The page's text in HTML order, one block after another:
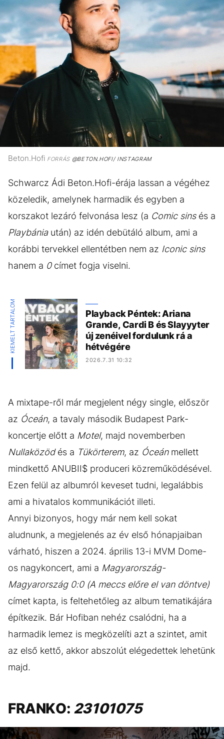
Beton.Hofi FORRÁS@BETON.HOFI/ INSTAGRAM
Schwarcz Ádi Beton.Hofi-érája lassan a végéhez
közeledik, amelynek harmadik és egyben a
korszakot lezáró felvonása lesz (a Comic sinsés a
Playbániaután) az idén debütáló album, ami a
korábbi tervekkel ellentétben nem az Iconic sins
hanem a 0címet fogja viselni.
KIEMELT TARTALOM
Playback Péntek: Ariana
Grande, Cardi B és Slayyyter
új zenéivel fordulunk rá a
hétvégére
2026.7.31 10:32
A mixtape-ről már megjelent négy single, először
az Óceán, a tavaly második Budapest Park-
koncertje előtt a Motel, majd novemberben
Nullaközödés a Tükörterem, az Óceánmellett
mindkettő ANUBII$ produceri közreműködésével.
Ezen felül az albumról keveset tudni, legalábbis
ami a hivatalos kommunikációt illeti.
Annyi bizonyos, hogy már nem kell sokat
aludnunk, a megjelenés az év első hónapjaiban
várható, hiszen a 2024. április 13-i MVM Dome-
os nagykoncert, ami a Magyarország-
Magyarország 0:0 (A meccs előre el van döntve)
címet kapta, is feltehetőleg az album tematikájára
építkezik. Bár Hofiban nehéz csalódni, ha a
harmadik lemez is megközelíti azt a szintet, amit
az első kettő, akkor abszolút elégedettek lehetünk
majd.
FRANKO: 23101075